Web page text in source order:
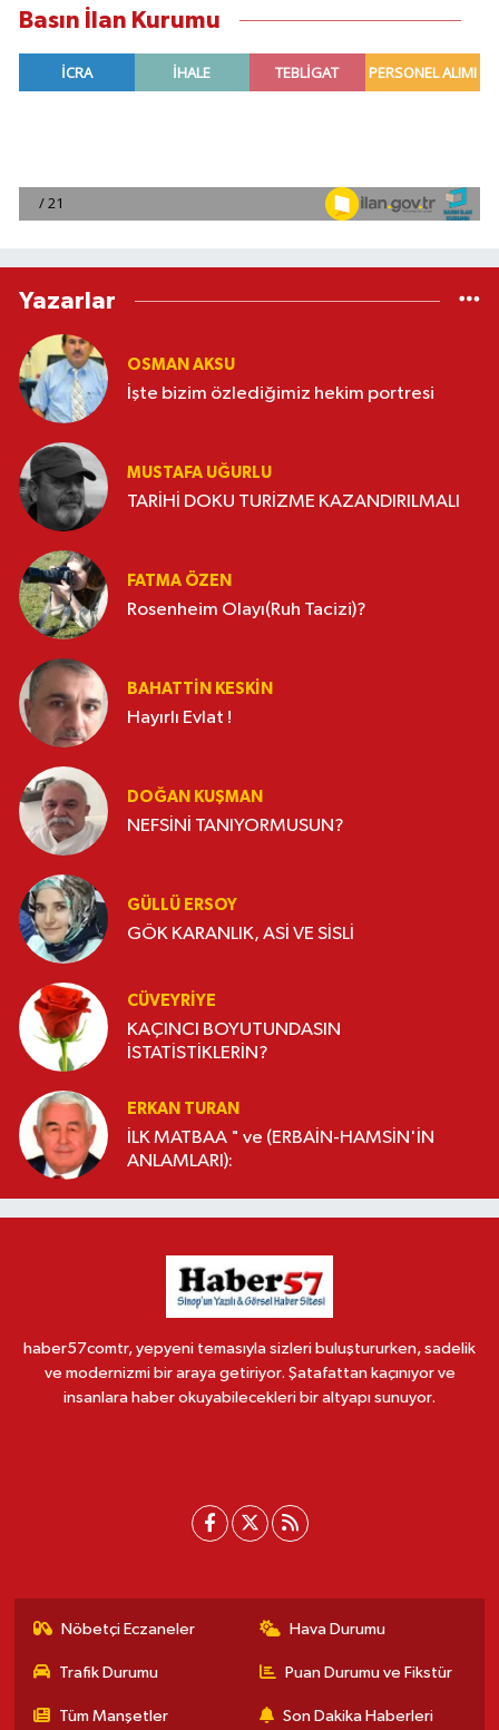
Basın İlan Kurumu
Yazarlar
OSMAN AKSU
İşte bizim özlediğimiz hekim portresi
MUSTAFA UĞURLU
TARİHİ DOKU TURİZME KAZANDIRILMALI
FATMA ÖZEN
Rosenheim Olayı(Ruh Tacizi)?
BAHATTIN KESKİN
Hayırlı Evlat !
DOĞAN KUŞMAN
NEFSİNİ TANIYORMUSUN?
GÜLLÜ ERSOY
GÖK KARANLIK, ASİ VE SİSLİ
CÜVEYRIYE
KAÇINCI BOYUTUNDASIN
İSTATİSTİKLERİN?
ERKAN TURAN
İLK MATBAA " ve (ERBAİN-HAMSİN'İN
ANLAMLARI):
haber57comtr, yepyeni temasıyla sizleri buluştururken, sadelik
ve modernizmi bir araya getiriyor. Şatafattan kaçınıyor ve
insanlara haber okuyabilecekleri bir altyapı sunuyor.
Nöbetçi Eczaneler Hava Durumu
Trafik Durumu Puan Durumu ve Fikstür
Tüm Manşetler Son Dakika Haberleri